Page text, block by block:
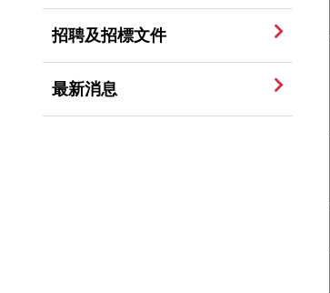
招聘及招標文件
最新消息